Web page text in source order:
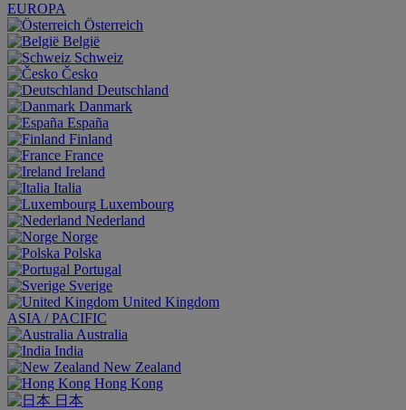
EUROPA
Österreich
België
Schweiz
Česko
Deutschland
Danmark
España
Finland
France
Ireland
Italia
Luxembourg
Nederland
Norge
Polska
Portugal
Sverige
United Kingdom
ASIA / PACIFIC
Australia
India
New Zealand
Hong Kong
日本